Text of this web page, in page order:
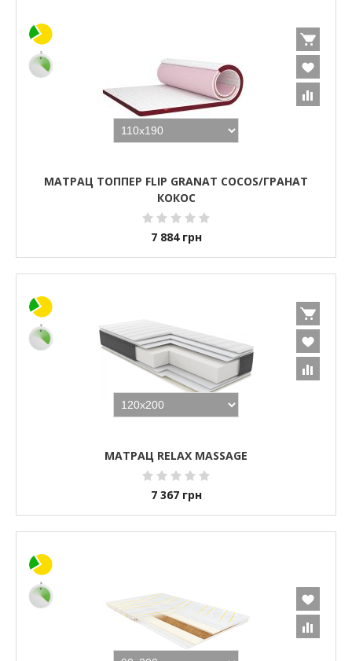
МАТРАЦ ТОППЕР FLIP GRANAT COCOS/ГРАНАТ
КОКОС
7 884 грн
МАТРАЦ RELAX MASSAGE
7 367 грн